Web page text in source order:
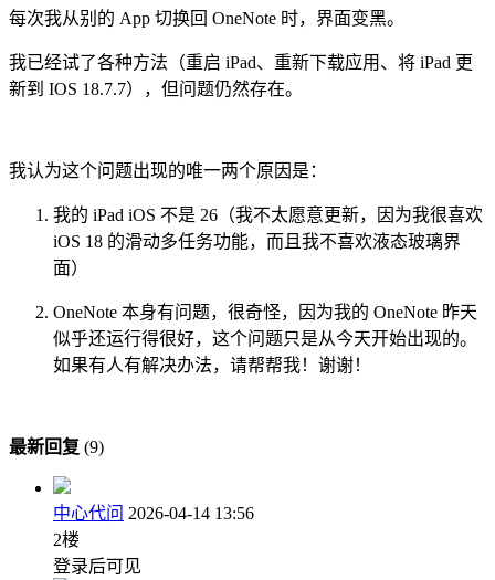
每次我从别的 App 切换回 OneNote 时，界面变黑。
我已经试了各种方法（重启 iPad、重新下载应用、将 iPad 更
新到 IOS 18.7.7），但问题仍然存在。
我认为这个问题出现的唯一两个原因是：
我的 iPad iOS 不是 26（我不太愿意更新，因为我很喜欢
iOS 18 的滑动多任务功能，而且我不喜欢液态玻璃界
面）
OneNote 本身有问题，很奇怪，因为我的 OneNote 昨天
似乎还运行得很好，这个问题只是从今天开始出现的。
如果有人有解决办法，请帮帮我！谢谢！
最新回复 (9)
中心代问 2026-04-14 13:56
2楼
登录后可见